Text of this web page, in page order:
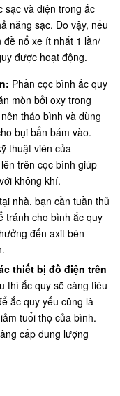
sạc và điện trong ắc
năng sạc. Do vậy, nếu
nổ xe ít nhất 1 lần/
được hoạt động.
Phần cọc bình ắc quy
mòn bởi oxy trong
tháo bình và dùng
bụi bẩn bám vào.
thuật viên của
trên cọc bình giúp
không khí.
nhà, bạn cần tuần thủ
tránh cho bình ắc quy
đến axit bên
thiết bị đồ điện trên
thì ắc quy sẽ càng tiêu
ắc quy yếu cũng là
tuổi thọ của bình.
cấp dung lượng